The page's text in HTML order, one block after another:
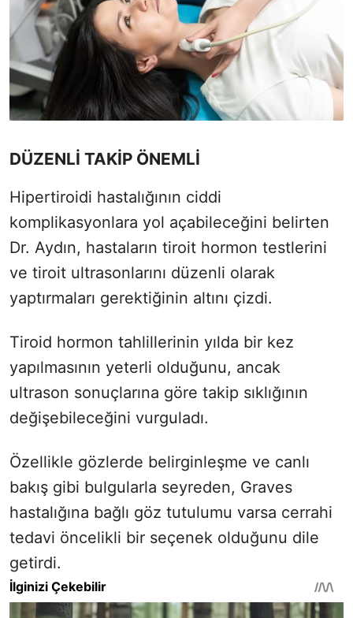
DÜZENLİ TAKİP ÖNEMLİ
Hipertiroidi hastalığının ciddi
komplikasyonlara yol açabileceğini belirten
Dr. Aydın, hastaların tiroit hormon testlerini
ve tiroit ultrasonlarını düzenli olarak
yaptırmaları gerektiğinin altını çizdi.
Tiroid hormon tahlillerinin yılda bir kez
yapılmasının yeterli olduğunu, ancak
ultrason sonuçlarına göre takip sıklığının
değişebileceğini vurguladı.
Özellikle gözlerde belirginleşme ve canlı
bakış gibi bulgularla seyreden, Graves
hastalığına bağlı göz tutulumu varsa cerrahi
tedavi öncelikli bir seçenek olduğunu dile
getirdi.